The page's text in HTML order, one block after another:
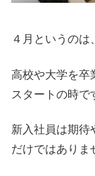
４月というのは
高校や大学を卒
スタートの時で
新入社員は期待
だけではありま